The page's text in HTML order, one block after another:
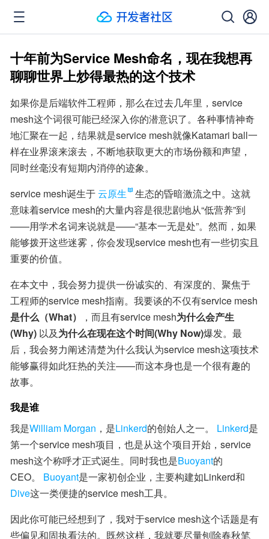
十年前为Service Mesh命名，现在我想再
聊聊世界上炒得最热的这个技术
如果你是后端软件工程师，那么在过去几年里，service
mesh这个词很可能已经深入你的潜意识了。各种事情神奇
地汇聚在一起，结果就是service mesh就像Katamari ball一
样在业界滚来滚去，不断地获取更大的市场份额和声望，
同时丝毫没有短期内消停的迹象。
service mesh诞生于云原生
生态的昏暗激流之中。这就
意味着service mesh的大量内容是很悲剧地从“低营养”到
——用学术名词来说就是——“基本一无是处”。然而，如果
能够拨开这些迷雾，你会发现service mesh也有一些切实且
重要的价值。
在本文中，我会努力提供一份诚实的、有深度的、聚焦于
工程师的service mesh指南。我要谈的不仅有service mesh
是什么（What）
，而且有service mesh为什么会产生
(Why) 以及为什么在现在这个时间(Why Now)爆发。最
后，我会努力阐述清楚为什么我认为service mesh这项技术
能够赢得如此狂热的关注——而这本身也是一个很有趣的
故事。
我是谁
我是William Morgan ，是Linkerd的创始人之一。 Linkerd是
第一个service mesh项目，也是从这个项目开始，service
mesh这个称呼才正式诞生。同时我也是Buoyant的
CEO。 Buoyant是一家初创企业，主要构建如Linkerd和
Dive这一类便捷的service mesh工具。
因此你可能已经想到了，我对于service mesh这个话题是有
些偏见和固执看法的。既然这样，我就要尽量刨除春秋笔